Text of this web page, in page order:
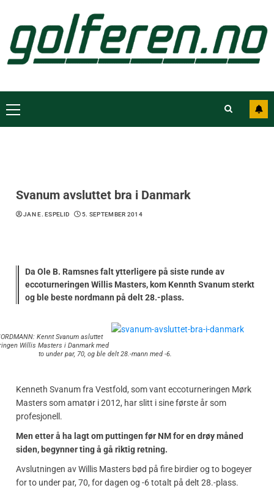
Svanum avsluttet bra i Danmark
JAN E. ESPELID 5. SEPTEMBER 2014
Da Ole B. Ramsnes falt ytterligere på siste runde av
eccoturneringen Willis Masters, kom Kennth Svanum sterkt
og ble beste nordmann på delt 28.-plass.
Kennt Svanum asluttet
Willis Masters i Danmark med
to under par, 70, og ble delt 28.-mann med -6.
Kenneth Svanum fra Vestfold, som vant eccoturneringen Mørk
Masters som amatør i 2012, har slitt i sine første år som
profesjonell.
Men etter å ha lagt om puttingen før NM for en drøy måned
siden, begynner ting å gå riktig retning.
Avslutningen av Willis Masters bød på fire birdier og to bogeyer
for to under par, 70, for dagen og -6 totalt på delt 28.-plass.